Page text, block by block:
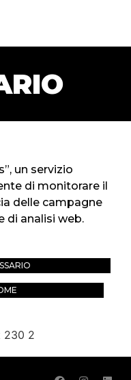
un servizio
di monitorare il
delle campagne
di analisi web.